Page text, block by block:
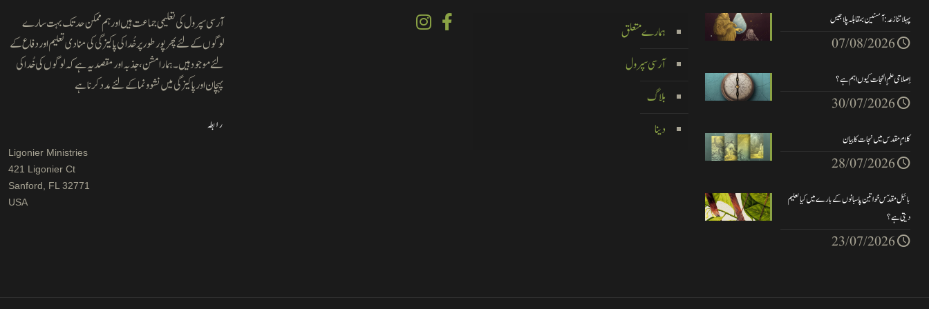
پہلا تنازعہ : آگسٹین بمقابلہ پلاجیس
07/08/2026
اِصلاحی علم ِ النجات کیوں اہم ہے ؟
30/07/2026
کلام ِ مقدس میں نجات کا بیان
28/07/2026
بائبل مقدّس خواتین پاسبانوں کے بارے میں کیا تعلیم
دیتی ہے؟
23/07/2026
ہمارے متعلق
آر سی سپرول
بلاگ
دینا
آرسی سپرول کی تعلیمی جماعت ہیں اور ہم ممکن حد تک بہت سارے
لوگوں کے لئے پھر پور طور پر خُدا کی پاکیزگی کی منادی تعلیم اور دفاع کے
لئے موجود ہیں۔ ہمارا مشن ، جذبہ اور مقصد یہ ہے کہ لوگوں کی خُدا کی
پہچان اور پاکیزگی میں نشوونما کے لئے مدد کرنا ہے
رابطہ
Ligonier Ministries
421 Ligonier Ct
Sanford, FL 32771
USA